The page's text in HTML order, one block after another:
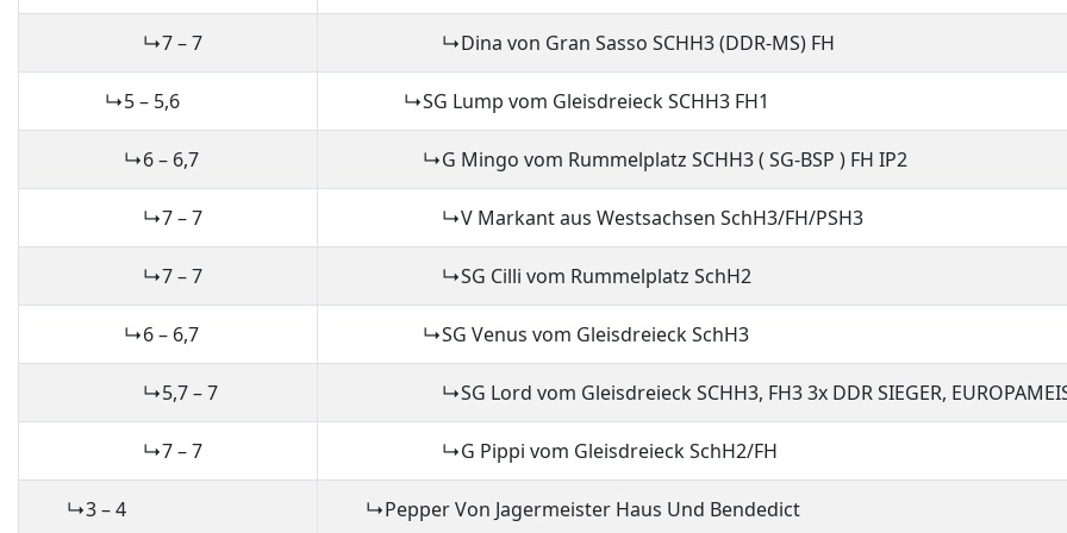
↳7 – 7 ↳Dina von Gran Sasso SCHH3 (DDR-MS) FH
↳5 – 5,6 ↳SG Lump vom Gleisdreieck SCHH3 FH1
↳6 – 6,7 ↳G Mingo vom Rummelplatz SCHH3 ( SG-BSP ) FH IP2
↳7 – 7 ↳V Markant aus Westsachsen SchH3/FH/PSH3
↳7 – 7 ↳SG Cilli vom Rummelplatz SchH2
↳6 – 6,7 ↳SG Venus vom Gleisdreieck SchH3
↳5,7 – 7 ↳SG Lord vom Gleisdreieck SCHH3, FH3 3x DDR SIEGER,
↳7 – 7 ↳G Pippi vom Gleisdreieck SchH2/FH
↳3 – 4 ↳Pepper Von Jagermeister Haus Und Bendedict